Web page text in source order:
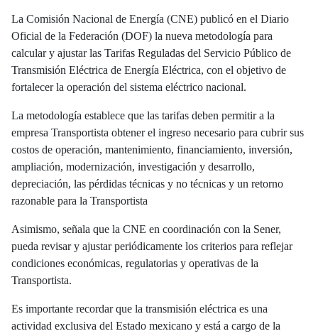
La Comisión Nacional de Energía (CNE) publicó en el Diario
Oficial de la Federación (DOF) la nueva metodología para
calcular y ajustar las Tarifas Reguladas del Servicio Público de
Transmisión Eléctrica de Energía Eléctrica, con el objetivo de
fortalecer la operación del sistema eléctrico nacional.
La metodología establece que las tarifas deben permitir a la
empresa Transportista obtener el ingreso necesario para cubrir sus
costos de operación, mantenimiento, financiamiento, inversión,
ampliación, modernización, investigación y desarrollo,
depreciación, las pérdidas técnicas y no técnicas y un retorno
razonable para la Transportista
Asimismo, señala que la CNE en coordinación con la Sener,
pueda revisar y ajustar periódicamente los criterios para reflejar
condiciones económicas, regulatorias y operativas de la
Transportista.
Es importante recordar que la transmisión eléctrica es una
actividad exclusiva del Estado mexicano y está a cargo de la